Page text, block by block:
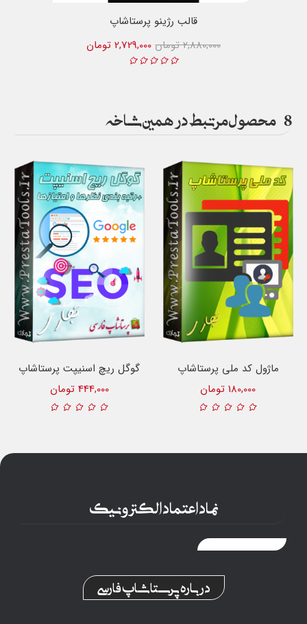
قالب رژینو پرستاشاپ
2,729,000 تومان
2,880,000 تومان
8 محصول مرتبط در همین شاخه
گوگل ریچ اسنیپت پرستاشاپ
444,000 تومان
ماژول کد ملی پرستاشاپ
180,000 تومان
نماد اعتماد الکترونیک
درباره پرستاشاپ فارسی